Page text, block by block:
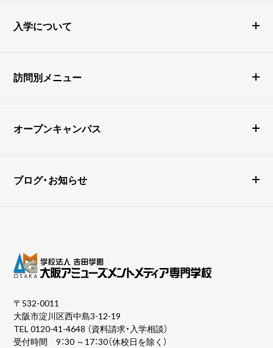
入学について
訪問別メニュー
オープンキャンパス
ブログ・お知らせ
〒532-0011
大阪市淀川区西中島3-12-19
TEL0120-41-4648 （資料請求・入学相談）
受付時間 9：30 ～17：30（休校日を除く）